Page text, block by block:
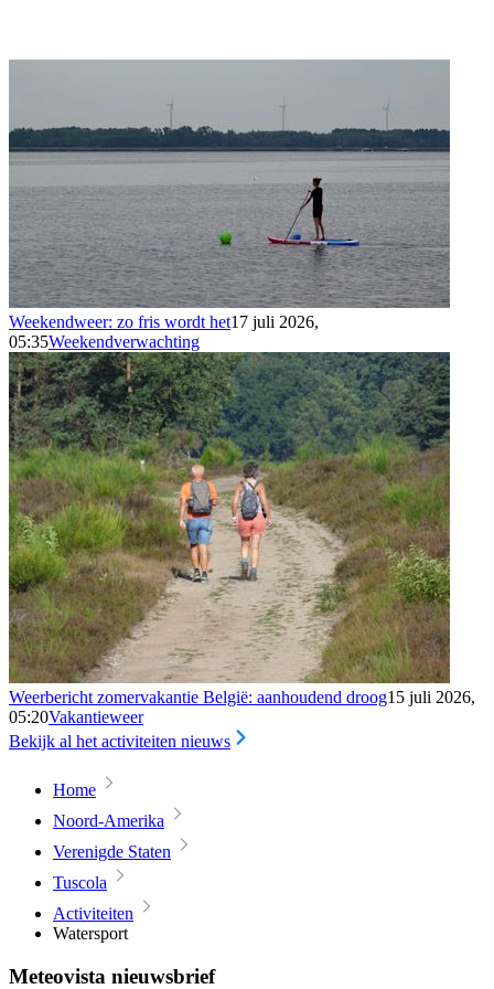
Weekendweer: zo fris wordt het17 juli 2026,
05:35Weekendverwachting
Weerbericht zomervakantie België: aanhoudend droog15 juli 2026,
05:20Vakantieweer
Bekijk al het activiteiten nieuws
Home
Noord-Amerika
Verenigde Staten
Tuscola
Activiteiten
Watersport
Meteovista nieuwsbrief